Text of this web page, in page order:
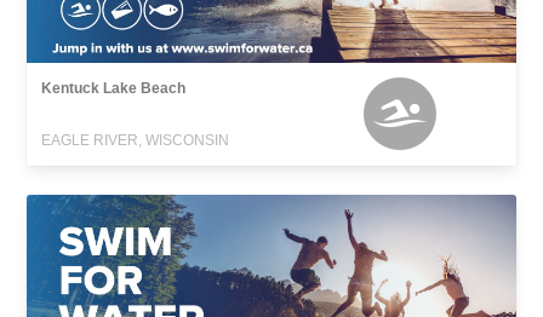
Kentuck Lake Beach
EAGLE RIVER, WISCONSIN